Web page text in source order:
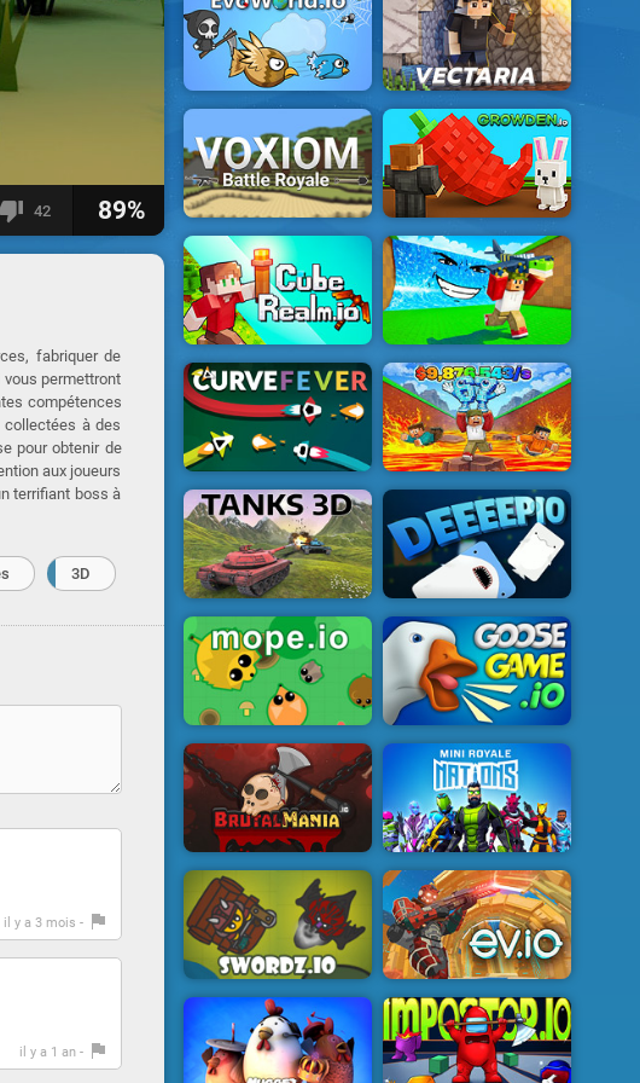
42 89%
fabriquer de
permettront
compétences
collectées à des
pour obtenir de
aux joueurs
terrifiant boss à
3D
il y a 3 mois -
il y a 1 an -